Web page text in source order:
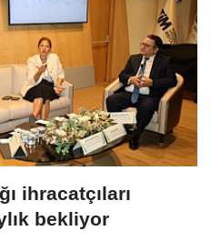
ihracatçıları
bekliyor